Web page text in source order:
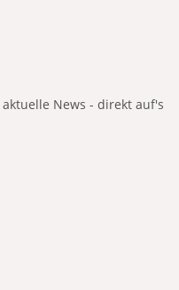
News - direkt auf's